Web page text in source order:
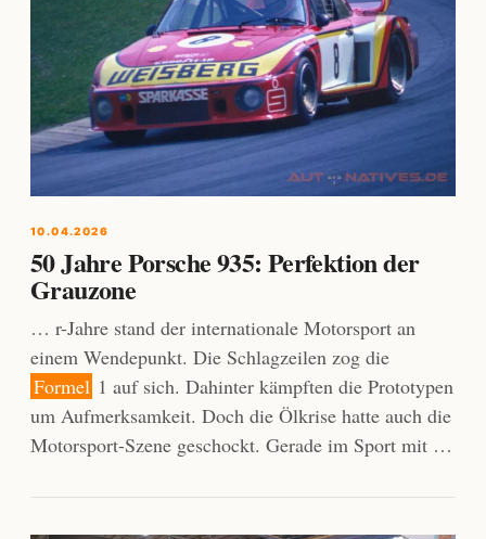
10.04.2026
50 Jahre Porsche 935: Perfektion der
Grauzone
… r-Jahre stand der internationale Motorsport an
einem Wendepunkt. Die Schlagzeilen zog die
Formel 1 auf sich. Dahinter kämpften die Prototypen
um Aufmerksamkeit. Doch die Ölkrise hatte auch die
Motorsport-Szene geschockt. Gerade im Sport mit …